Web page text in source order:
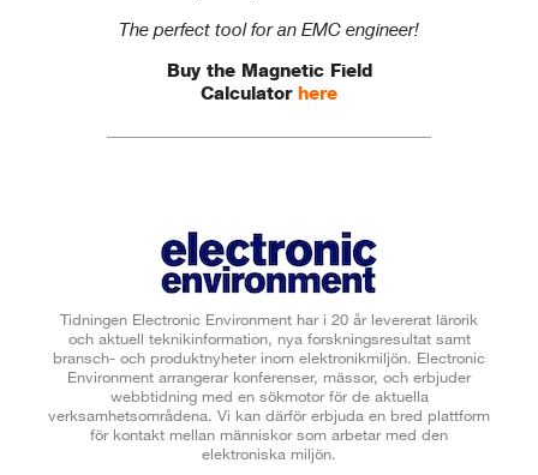
The perfect tool for an EMC engineer!
Buy the Magnetic Field
Calculator here
Tidningen Electronic Environment har i 20 år levererat lärorik
och aktuell teknikinformation, nya forskningsresultat samt
bransch- och produktnyheter inom elektronikmiljön. Electronic
Environment arrangerar konferenser, mässor, och erbjuder
webbtidning med en sökmotor för de aktuella
verksamhetsområdena. Vi kan därför erbjuda en bred plattform
för kontakt mellan människor som arbetar med den
elektroniska miljön.